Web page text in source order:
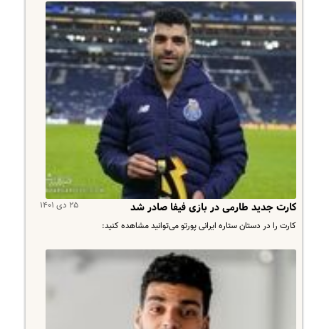
۲۵ دی ۱۴۰۱ کارت جدید طارمی در بازی فیفا صادر شد
کارت را در دستان ستاره ایرانی پورتو می‌توانید مشاهده کنید: